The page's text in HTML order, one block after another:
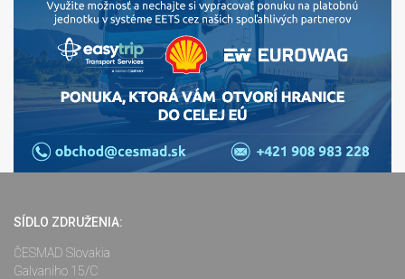
SÍDLO ZDRUŽENIA:
ČESMAD Slovakia
Galvaniho 15/C